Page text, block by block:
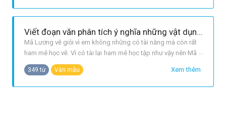
chịt và cảnh chợ n
Viết đoạn văn phân tích ý nghĩa những vật dụng mà Mã Lương vẽ cho mọi người.
Mã Lương vẽ giỏi vì em không những có tài năng mà còn rất
ham mê học vẽ. Vì có tài lại ham mê học tập như vậy nên Mã
Lương đã được tiên ông tặng cho cây bút thần có thể giúp
em vẽ được những mọi vật sống động như ý muốn. Tuy
Xem thêm
349 từ Văn mẫu